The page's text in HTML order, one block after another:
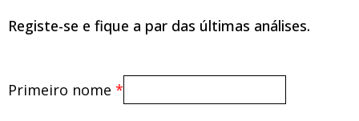
Registe-se e fique a par das últimas análises.
Primeiro nome *